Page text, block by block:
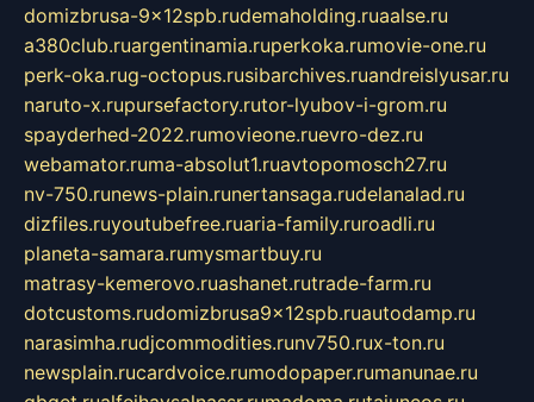
domizbrusa-9x12spb.rudemaholding.ruaalse.ru
a380club.ruargentinamia.ruperkoka.rumovie-one.ru
perk-oka.rug-octopus.rusibarchives.ruandreislyusar.ru
naruto-x.rupursefactory.rutor-lyubov-i-grom.ru
spayderhed-2022.rumovieone.ruevro-dez.ru
webamator.ruma-absolut1.ruavtopomosch27.ru
nv-750.runews-plain.runertansaga.rudelanalad.ru
dizfiles.ruyoutubefree.ruaria-family.ruroadli.ru
planeta-samara.rumysmartbuy.ru
matrasy-kemerovo.ruashanet.rutrade-farm.ru
dotcustoms.rudomizbrusa9x12spb.ruautodamp.ru
narasimha.rudjcommodities.runv750.rux-ton.ru
newsplain.rucardvoice.rumodopaper.rumanunae.ru